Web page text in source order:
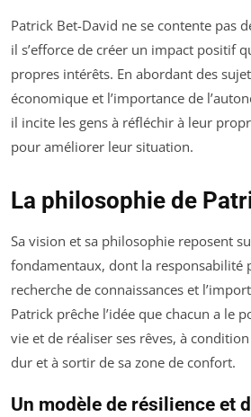
Patrick Bet-David ne se contente pas
il s’efforce de créer un impact positif
propres intérêts. En abordant des
économique et l’importance de
il incite les gens à réfléchir à leur
pour améliorer leur situation.
La philosophie de
Sa vision et sa philosophie reposent
fondamentaux, dont la responsabilité
recherche de connaissances et
Patrick prêche l’idée que chacun a le
vie et de réaliser ses rêves, à
dur et à sortir de sa zone de confort.
Un modèle de résilience et